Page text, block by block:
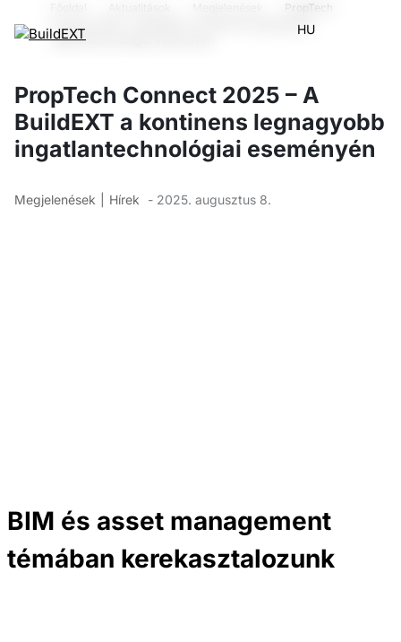
HU
PropTech
Connect 2025 – A BuildEXT a kontinens legnagyobb
ingatlantechnológiai eseményén
PropTech Connect 2025 – A
BuildEXT a kontinens legnagyobb
ingatlantechnológiai eseményén
Megjelenések Hírek - 2025. augusztus 8.
BIM és asset management
témában kerekasztalozunk